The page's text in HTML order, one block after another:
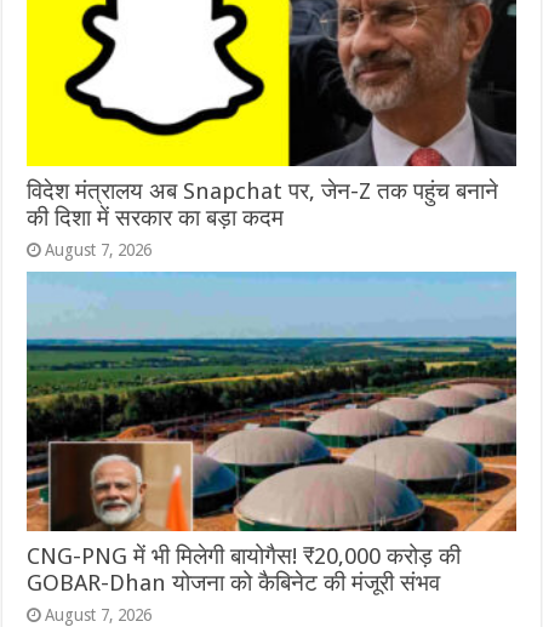
विदेश मंत्रालय अब Snapchat पर, जेन-Z तक पहुंच बनाने
की दिशा में सरकार का बड़ा कदम
August 7, 2026
CNG-PNG में भी मिलेगी बायोगैस! ₹20,000 करोड़ की
GOBAR-Dhan योजना को कैबिनेट की मंजूरी संभव
August 7, 2026